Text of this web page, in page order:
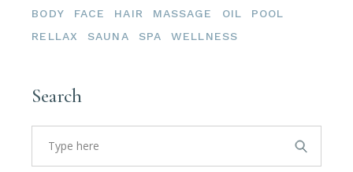
BODY FACE HAIR MASSAGE OIL
POOL
RELLAX
SAUNA SPA WELLNESS
Search
Search
for: